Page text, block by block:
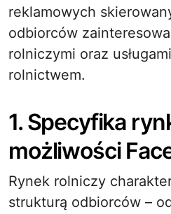
reklamowych
odbiorców
rolniczymi oraz
rolnictwem.
1. Specyfika
możliwości
Rynek rolniczy
strukturą odbiorców –